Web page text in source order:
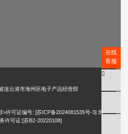
连云港市海州区电子产品经营部
>许可证编号: [苏ICP备2024081535号-3] 增
许可证:[苏B2-20220108]
在线
客服